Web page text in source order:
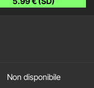
Non disponibile